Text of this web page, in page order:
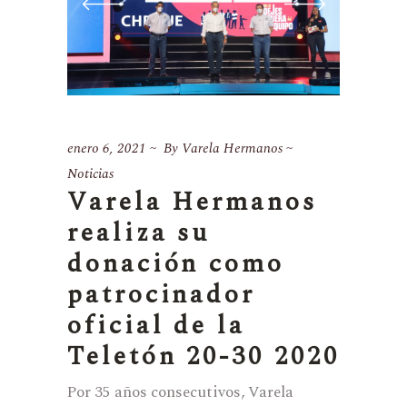
enero 6, 2021 By Varela Hermanos
Noticias
Varela Hermanos
realiza su
donación como
patrocinador
oficial de la
Teletón 20-30 2020
Por 35 años consecutivos, Varela